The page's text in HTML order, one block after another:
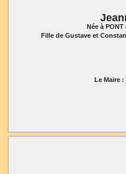
Née à PONT
Fille de Gustave et
Le Maire :